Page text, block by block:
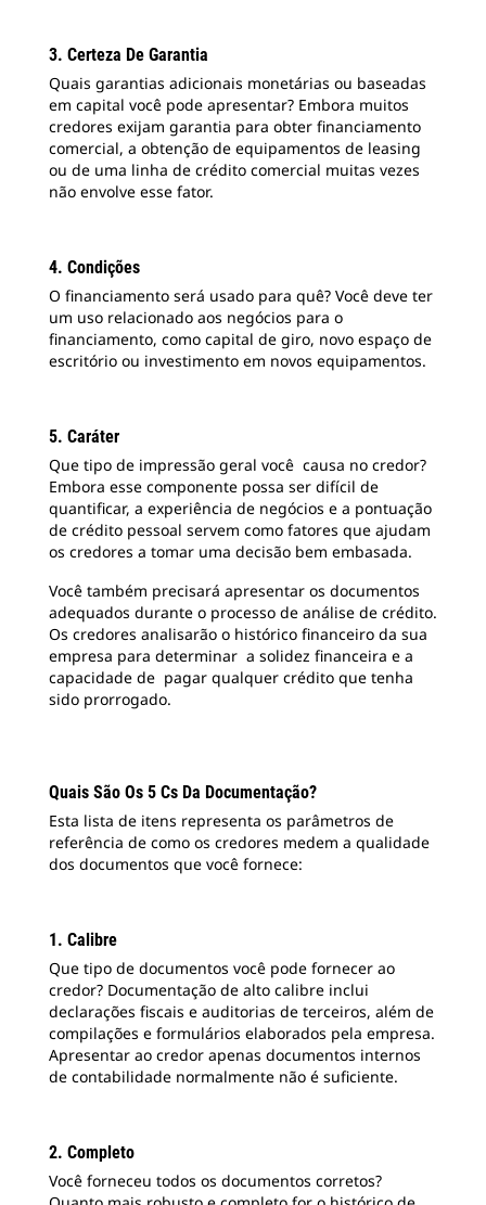
3. Certeza De Garantia
Quais garantias adicionais monetárias ou baseadas
em capital você pode apresentar? Embora muitos
credores exijam garantia para obter financiamento
comercial, a obtenção de equipamentos de leasing
ou de uma linha de crédito comercial muitas vezes
não envolve esse fator.
4. Condições
O financiamento será usado para quê? Você deve ter
um uso relacionado aos negócios para o
financiamento, como capital de giro, novo espaço de
escritório ou investimento em novos equipamentos.
5. Caráter
Que tipo de impressão geral você causa no credor?
Embora esse componente possa ser difícil de
quantificar, a experiência de negócios e a pontuação
de crédito pessoal servem como fatores que ajudam
os credores a tomar uma decisão bem embasada.
Você também precisará apresentar os documentos
adequados durante o processo de análise de crédito.
Os credores analisarão o histórico financeiro da sua
empresa para determinar a solidez financeira e a
capacidade de pagar qualquer crédito que tenha
sido prorrogado.
Quais São Os 5 Cs Da Documentação?
Esta lista de itens representa os parâmetros de
referência de como os credores medem a qualidade
dos documentos que você fornece:
1. Calibre
Que tipo de documentos você pode fornecer ao
credor? Documentação de alto calibre inclui
declarações fiscais e auditorias de terceiros, além de
compilações e formulários elaborados pela empresa.
Apresentar ao credor apenas documentos internos
de contabilidade normalmente não é suficiente.
2. Completo
Você forneceu todos os documentos corretos?